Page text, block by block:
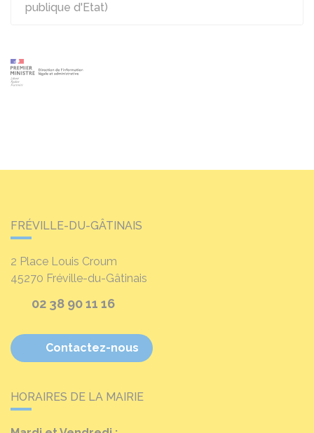
publique d'Etat)
FRÉVILLE-DU-GÂTINAIS
2 Place Louis Croum
45270 Fréville-du-Gâtinais
02 38 90 11 16
Contactez-nous
HORAIRES DE LA MAIRIE